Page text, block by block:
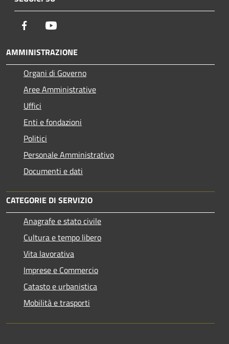
Facebook
AMMINISTRAZIONE
Organi di Governo
Aree Amministrative
Uffici
Enti e fondazioni
Politici
Personale Amministrativo
Documenti e dati
CATEGORIE DI SERVIZIO
Anagrafe e stato civile
Cultura e tempo libero
Vita lavorativa
Imprese e Commercio
Catasto e urbanistica
Mobilità e trasporti